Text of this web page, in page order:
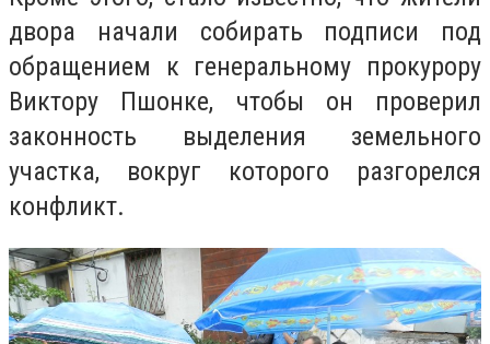
двора начали собирать подписи под
обращением к генеральному прокурору
Виктору Пшонке, чтобы он проверил
законность выделения земельного
участка, вокруг которого разгорелся
конфликт.